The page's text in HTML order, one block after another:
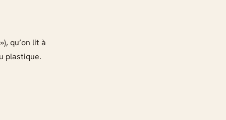
qu’on lit à
plastique.